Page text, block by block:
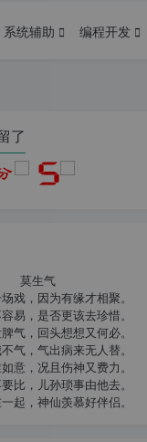
系统辅助 编程开发
了
莫生气
戏，因为有缘才相聚。
容易，是否更该去珍惜。
气，回头想想又何必。
气，气出病来无人替。
意，况且伤神又费力。
比，儿孙琐事由他去。
起，神仙羡慕好伴侣。